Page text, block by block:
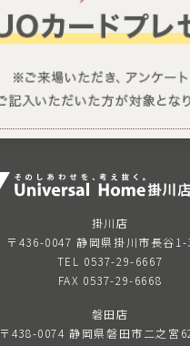
掛川店
〒436-0047 静岡県掛川市長谷1-
TEL 0537-29-6667
FAX 0537-29-6668
磐田店
〒438-0074 静岡県磐田市二之宮